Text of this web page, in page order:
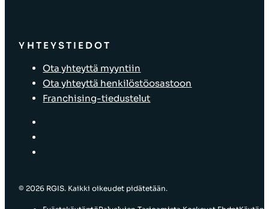
YHTEYSTIEDOT
Ota yhteyttä myyntiin
Ota yhteyttä henkilöstöosastoon
Franchising-tiedustelut
© 2026 RGIS. Kaikki oikeudet pidätetään.